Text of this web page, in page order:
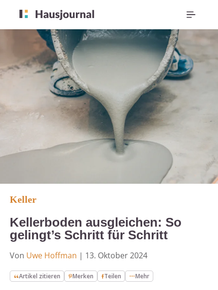
Keller
Kellerboden ausgleichen: So
gelingt’s Schritt für Schritt
Von Uwe Hoffman | 13. Oktober 2024
Artikel zitieren Merken Teilen Mehr